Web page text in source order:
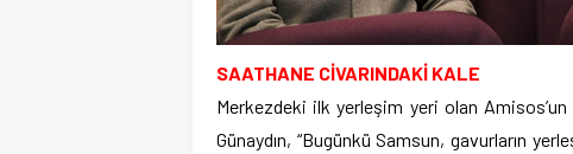
SAATHANE CİVARINDAKİ KALE
Merkezdeki ilk yerleşim yeri olan
Günaydın, “Bugünkü Samsun, gavurların